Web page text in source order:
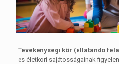
Tevékenységi kör (ellátandó
és életkori sajátosságainak